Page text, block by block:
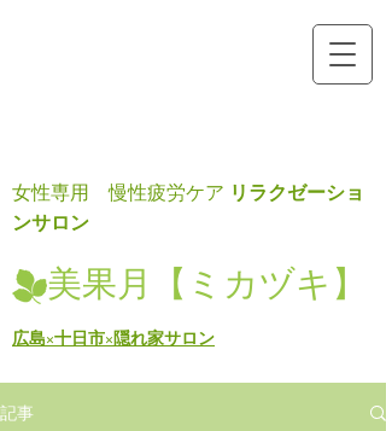
女性専用 慢性疲労ケア リラクゼーショ
ンサロン
美果月【ミカヅキ】
広島×十日市×隠れ家サロン
記事